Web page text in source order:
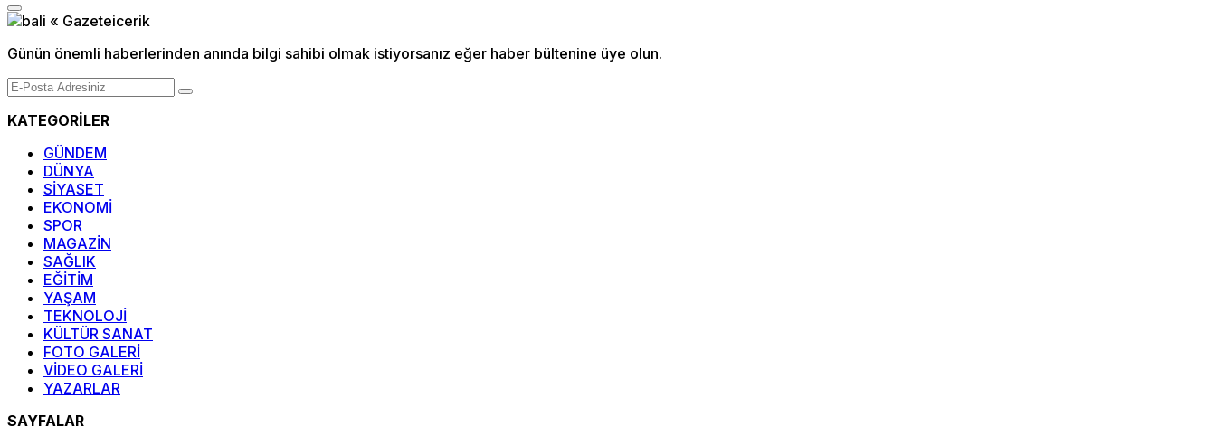
Günün önemli haberlerinden anında bilgi sahibi olmak istiyorsanız eğer haber bültenine üye olun.
KATEGORİLER
GÜNDEM
DÜNYA
SİYASET
EKONOMİ
SPOR
MAGAZİN
SAĞLIK
EĞİTİM
YAŞAM
TEKNOLOJİ
KÜLTÜR SANAT
FOTO GALERİ
VİDEO GALERİ
YAZARLAR
SAYFALAR